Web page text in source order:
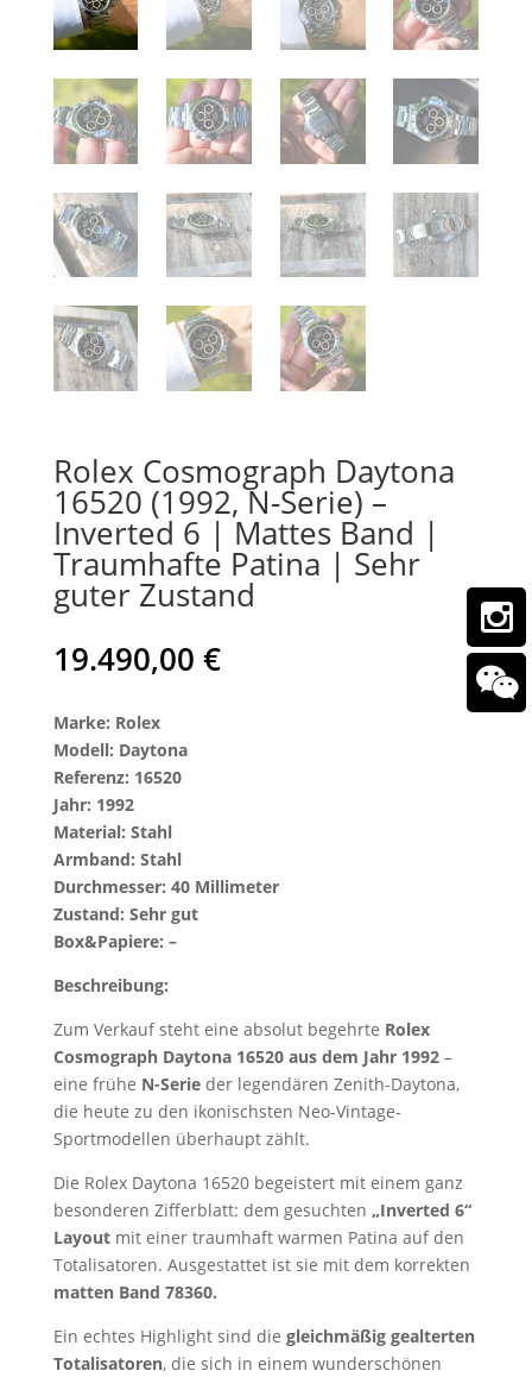
Rolex Cosmograph Daytona
16520 (1992, N-Serie) –
Inverted 6 | Mattes Band |
Traumhafte Patina | Sehr
guter Zustand
19.490,00 €
Marke: Rolex
Modell: Daytona
Referenz: 16520
Jahr: 1992
Material: Stahl
Armband: Stahl
Durchmesser: 40 Millimeter
Zustand: Sehr gut
Box&Papiere: –
Beschreibung:
Zum Verkauf steht eine absolut begehrte Rolex
Cosmograph Daytona 16520 aus dem Jahr 1992–
eine frühe N-Serieder legendären Zenith-Daytona,
die heute zu den ikonischsten Neo-Vintage-
Sportmodellen überhaupt zählt.
Die Rolex Daytona 16520 begeistert mit einem ganz
besonderen Zifferblatt: dem gesuchten „Inverted 6“
Layoutmit einer traumhaft warmen Patina auf den
Totalisatoren. Ausgestattet ist sie mit dem korrekten
matten Band 78360.
Ein echtes Highlight sind die gleichmäßig gealterten
Totalisatoren, die sich in einem wunderschönen